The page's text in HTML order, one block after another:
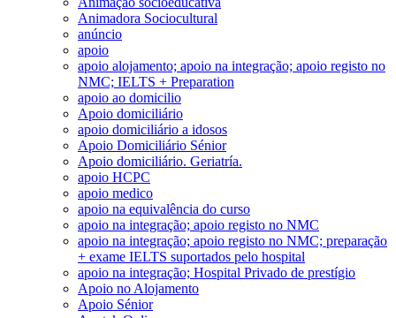
Animadora Sociocultural
anúncio
apoio
apoio alojamento; apoio na integração; apoio registo no
NMC; IELTS + Preparation
apoio ao domicilio
Apoio domiciliário
apoio domiciliário a idosos
Apoio Domiciliário Sénior
Apoio domiciliário. Geriatría.
apoio HCPC
apoio medico
apoio na equivalência do curso
apoio na integração; apoio registo no NMC
apoio na integração; apoio registo no NMC; preparação
+ exame IELTS suportados pelo hospital
apoio na integração; Hospital Privado de prestígio
Apoio no Alojamento
Apoio Sénior